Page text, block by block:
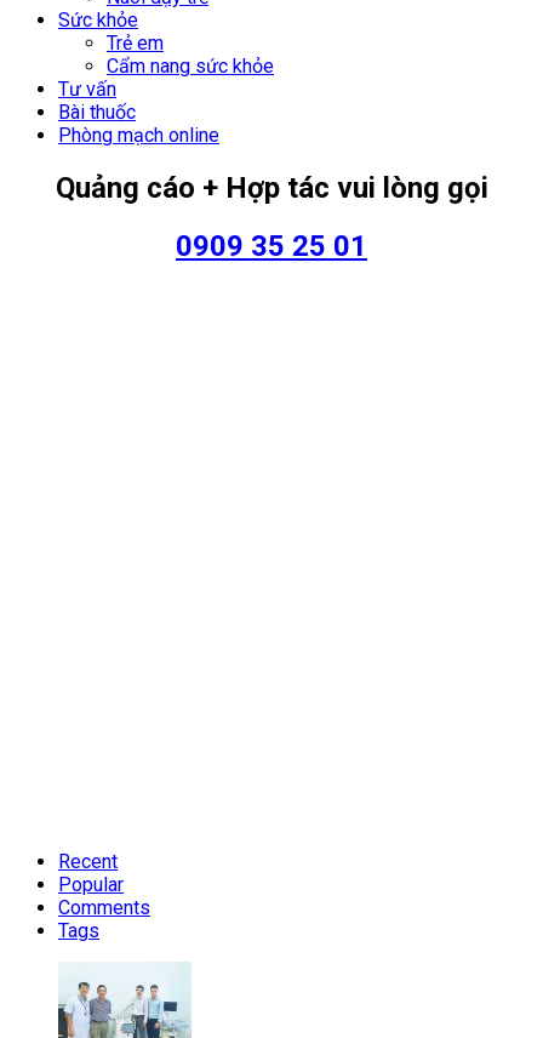
Sức khỏe
Trẻ em
Cẩm nang sức khỏe
Tư vấn
Bài thuốc
Phòng mạch online
Quảng cáo + Hợp tác vui lòng gọi
0909 35 25 01
Recent
Popular
Comments
Tags